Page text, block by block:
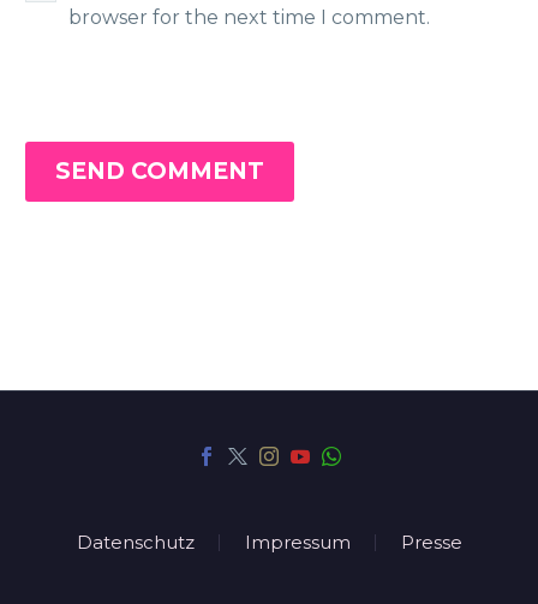
browser for the next time I comment.
SEND COMMENT
Datenschutz Impressum Presse